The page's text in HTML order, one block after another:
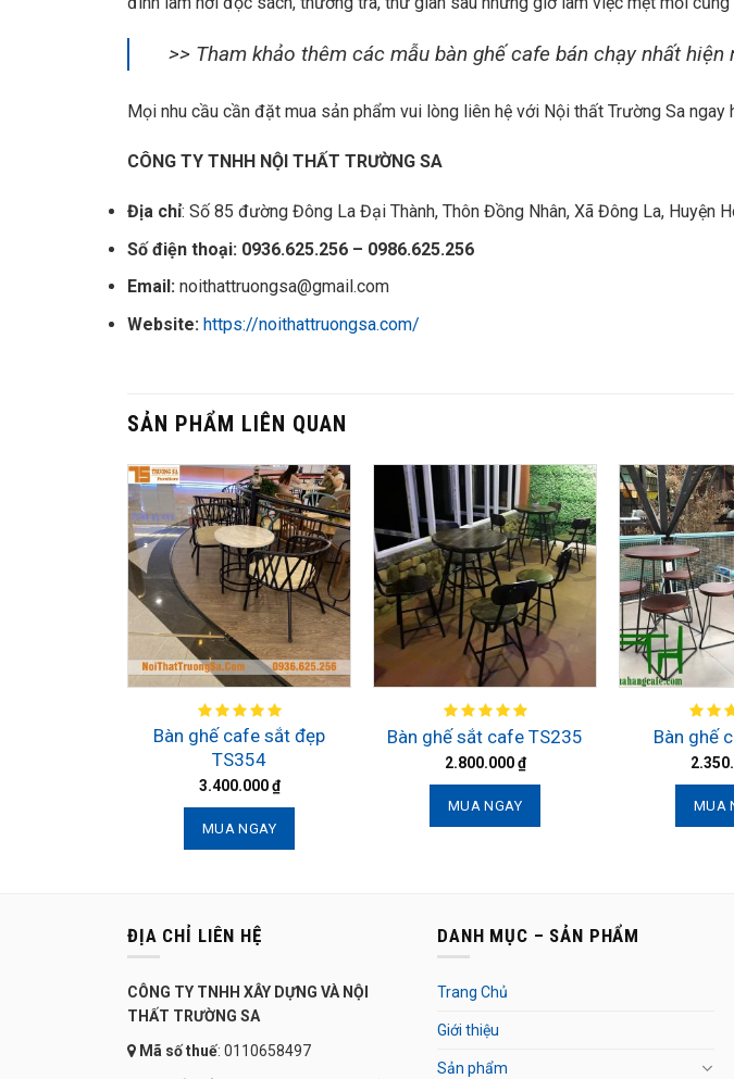
>> Tham khảo thêm các mẫu bàn ghế cafe bán chạy nhất hiện
Mọi nhu cầu cần đặt mua sản phẩm vui lòng liên hệ với Nội thất Trường Sa ngay
CÔNG TY TNHH NỘI THẤT TRƯỜNG SA
Địa chỉ: Số 85 đường Đông La Đại Thành, Thôn Đồng Nhân, Xã Đông La, Huyện
Số điện thoại: 0936.625.256 – 0986.625.256
Email: noithattruongsa@gmail.com
Website: https://noithattruongsa.com/
SẢN PHẨM LIÊN QUAN
Bàn ghế cafe sắt đẹp
TS354
3.400.000₫
MUA NGAY
Bàn ghế sắt cafe TS235
2.800.000₫
MUA NGAY
Bàn ghế
MUA
ĐỊA CHỈ LIÊN HỆ
CÔNG TY TNHH XÂY DỰNG VÀ NỘI
THẤT TRƯỜNG SA
Mã số thuế: 0110658497
DANH MỤC – SẢN PHẨM
Trang Chủ
Giới thiệu
Sản phẩm